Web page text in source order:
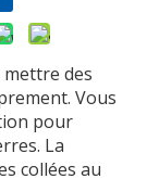
des
Vous
pour
La
collées au